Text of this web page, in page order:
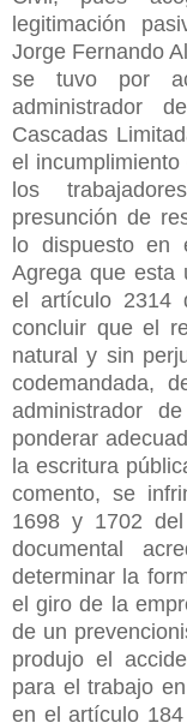
legitimación
Jorge Fernando
se tuvo por
administrador
Cascadas
el
los
presunción de
lo dispuesto en
Agrega que esta
el artículo 2314
concluir que el
natural y sin
codemandada,
administrador
ponderar
la escritura
comento, se
1698 y 1702
documental
determinar la
el giro de la
de un
produjo el
para el trabajo
en el artículo